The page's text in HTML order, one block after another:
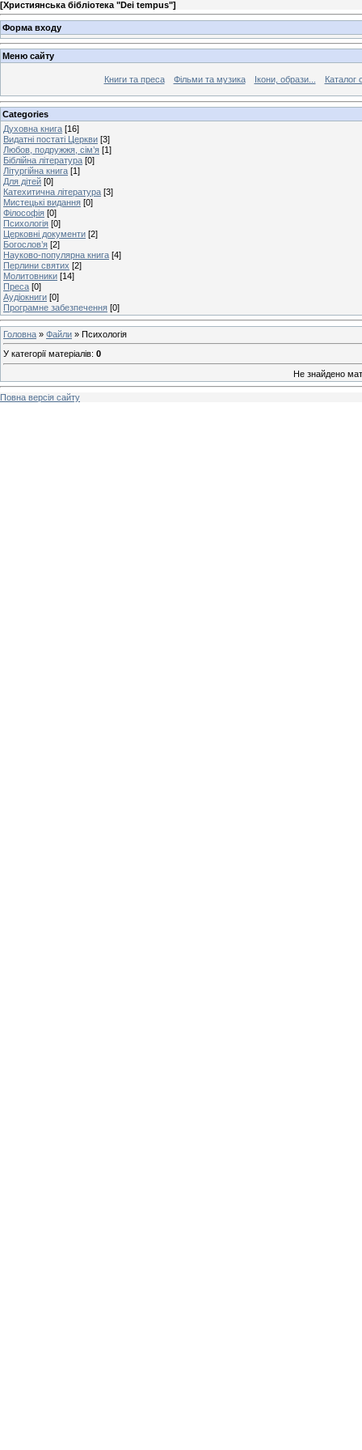
[Християнська бібліотека "Dei tempus"]
Форма входу
Меню сайту
Книги та преса Фільми та музика Ікони, образи... Каталог
Categories
Духовна книга [16]
Видатні постаті Церкви [3]
Любов, подружжя, сім’я [1]
Біблійна література [0]
Літургійна книга [1]
Для дітей [0]
Катехитична література [3]
Мистецькі видання [0]
Філософія [0]
Психологія [0]
Церковні документи [2]
Богослов’я [2]
Науково-популярна книга [4]
Перлини святих [2]
Молитовники [14]
Преса [0]
Аудіокниги [0]
Програмне забезпечення [0]
Головна » Файли » Психологія
У категорії матеріалів: 0
Не знайдено
Повна версія сайту